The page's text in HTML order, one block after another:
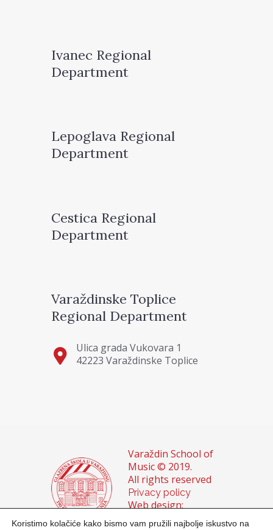
Ivanec Regional
Department
Lepoglava Regional
Department
Cestica Regional
Department
Varaždinske Toplice
Regional Department
Ulica grada Vukovara 1
42223 Varaždinske Toplice
Varaždin School of
Music © 2019.
All rights reserved
Privacy policy
Web design:
Domagoj Sigur &
Koristimo kolačiće kako bismo vam pružili najbolje iskustvo na